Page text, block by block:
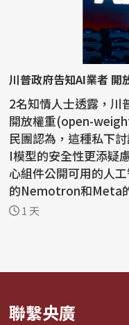
川普政府告知AI業者 開
2名知情人士透露，川
開放權重(open-
民團認為，這種私下
I模型的安全性更添疑慮。 路透社報導，開放權重
心組件公開可用的人
的Nemotron和Meta
控制，...
1 天
聯繫央廣